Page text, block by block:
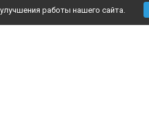
работы нашего сайта.